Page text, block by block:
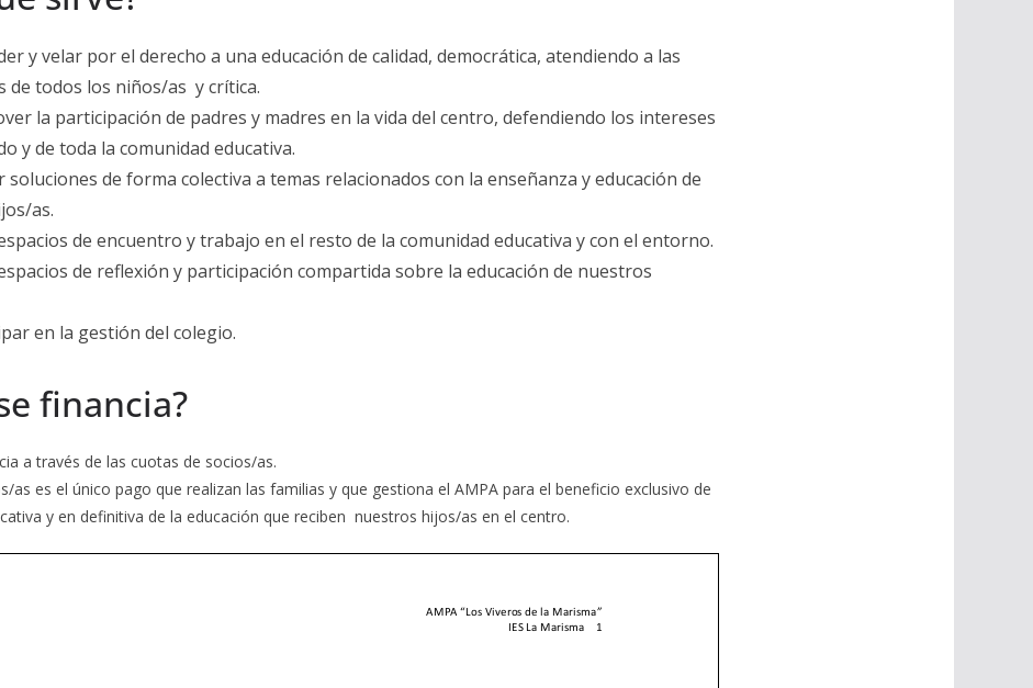
y velar por el derecho a una educación de calidad, democrática, atendiendo a las
de todos los niños/as y crítica.
la participación de padres y madres en la vida del centro, defendiendo los intereses
y de toda la comunidad educativa.
soluciones de forma colectiva a temas relacionados con la enseñanza y educación de
as.
de encuentro y trabajo en el resto de la comunidad educativa y con el entorno.
de reflexión y participación compartida sobre la educación de nuestros
en la gestión del colegio.
financia?
a través de las cuotas de socios/as.
as es el único pago que realizan las familias y que gestiona el AMPA para el beneficio exclusivo de
y en definitiva de la educación que reciben nuestros hijos/as en el centro.